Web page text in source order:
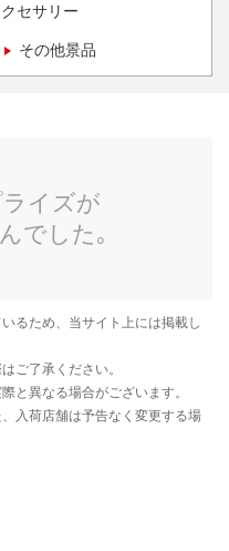
セサリー
その他景品